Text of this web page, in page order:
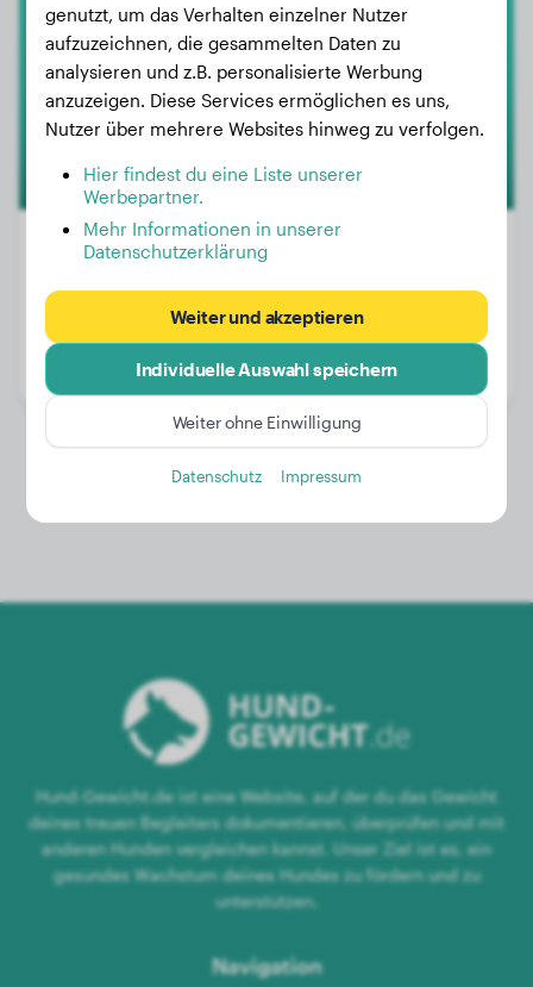
Bar-le-Duc
Alter:
3 Jahre, 3 Monate
Geschlecht:
Hund-Gewicht.de ist eine Website, auf der du das Gewicht
deines treuen Begleiters dokumentieren, überprüfen und mit
anderen Hunden vergleichen kannst. Unser Ziel ist es, ein
gesundes Wachstum deines Hundes zu fördern und zu
unterstützen.
Navigation
genutzt, um das Verhalten einzelner Nutzer
aufzuzeichnen, die gesammelten Daten zu
analysieren und z.B. personalisierte Werbung
anzuzeigen. Diese Services ermöglichen es uns,
Nutzer über mehrere Websites hinweg zu verfolgen.
Hier findest du eine Liste unserer
Werbepartner.
Mehr Informationen in unserer
Datenschutzerklärung
Weiter und akzeptieren
Individuelle Auswahl speichern
Weiter ohne Einwilligung
Datenschutz Impressum